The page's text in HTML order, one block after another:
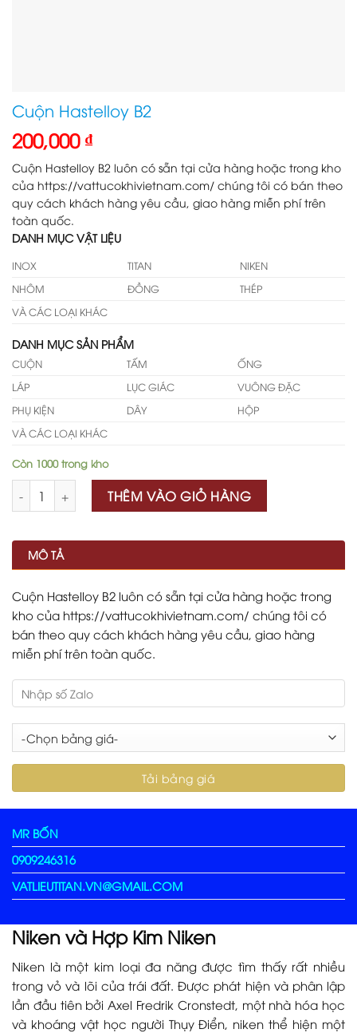
Cuộn Hastelloy B2
200,000 ₫
Cuộn Hastelloy B2 luôn có sẵn tại cửa hàng hoặc trong kho
của https://vattucokhivietnam.com/ chúng tôi có bán theo
quy cách khách hàng yêu cầu, giao hàng miễn phí trên
toàn quốc.
DANH MỤC VẬT LIỆU
INOX TITAN
NIKEN
NHÔM
ĐỒNG
THÉP
VÀ CÁC LOẠI KHÁC
DANH MỤC SẢN PHẨM
CUỘN TẤM
ỐNG
LÁP
LỤC GIÁC
VUÔNG ĐẶC
PHỤ KIỆN
DÂY
HỘP
VÀ CÁC LOẠI KHÁC
Còn 1000 trong kho
THÊM VÀO GIỎ HÀNG
MÔ TẢ
Cuộn Hastelloy B2 luôn có sẵn tại cửa hàng hoặc trong
kho của https://vattucokhivietnam.com/ chúng tôi có
bán theo quy cách khách hàng yêu cầu, giao hàng
miễn phí trên toàn quốc.
MR BỐN
0909246316
VATLIEUTITAN.VN@GMAIL.COM
Niken và Hợp Kim Niken
Niken là một kim loại đa năng được tìm thấy rất nhiều
trong vỏ và lõi của trái đất. Được phát hiện và phân lập
lần đầu tiên bởi Axel Fredrik Cronstedt, một nhà hóa học
và khoáng vật học người Thụy Điển, niken thể hiện một